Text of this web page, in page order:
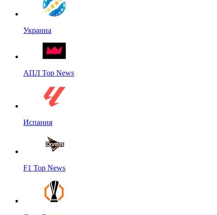
Украина
АПЛ Top News
Испания
F1 Top News